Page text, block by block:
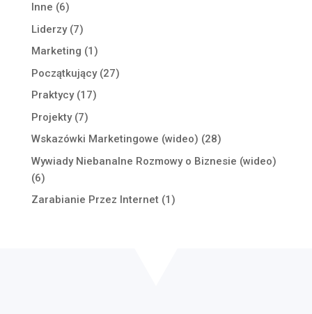
Inne (6)
Liderzy(7)
Marketing (1)
Początkujący(27)
Praktycy(17)
Projekty(7)
Wskazówki Marketingowe (wideo) (28)
Wywiady Niebanalne Rozmowy o Biznesie (wideo)
(6)
Zarabianie Przez Internet(1)